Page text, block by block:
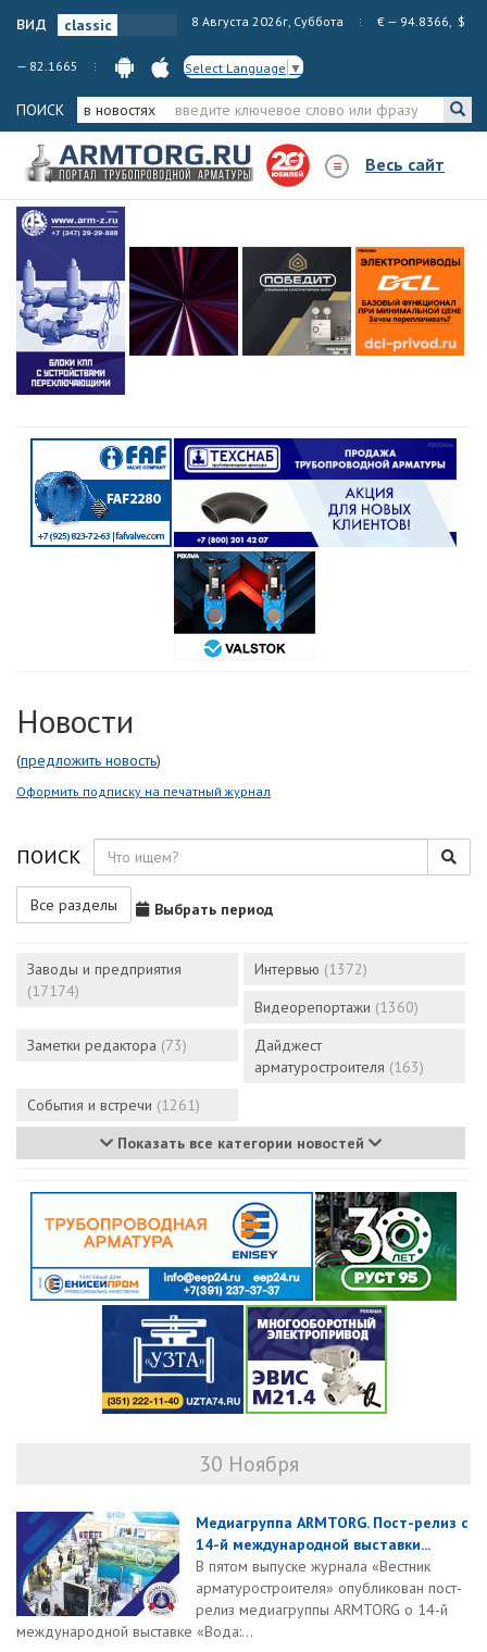
вид 8 Августа 2026г, Суббота € — 94.8366, $
— 82.1665 Select Language ▼
ПОИСК в новостях
Весь сайт
Новости
(предложить новость)
Оформить подписку на печатный журнал
ПОИСК
Все разделы Выбрать период
Заводы и предприятия
(17174)
Интервью (1372)
Видеорепортажи (1360)
Заметки редактора (73)
Дайджест
арматуростроителя (163)
События и встречи (1261)
Показать все категории новостей
30 Ноября
Медиагруппа ARMTORG. Пост-релиз с
14-й международной выставки...
В пятом выпуске журнала «Вестник
арматуростроителя» опубликован пост-
релиз медиагруппы ARMTORG о 14-й
международной выставке «Вода:...